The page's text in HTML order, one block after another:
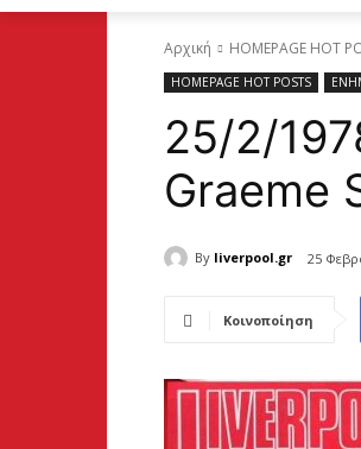
Αρχική HOMEPAGE HOT
HOMEPAGE HOT POSTS
25/2/
Graeme
By liverpool.gr 25
Κοινοποίηση